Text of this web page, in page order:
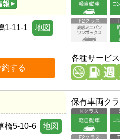
1-11-1 地図
する
各種サービス
橋5-10-6 地図
保有車両ク